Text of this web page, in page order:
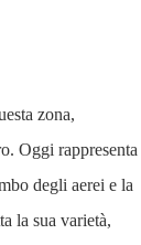
zona,
Oggi rappresenta
degli aerei e la
la sua varietà,